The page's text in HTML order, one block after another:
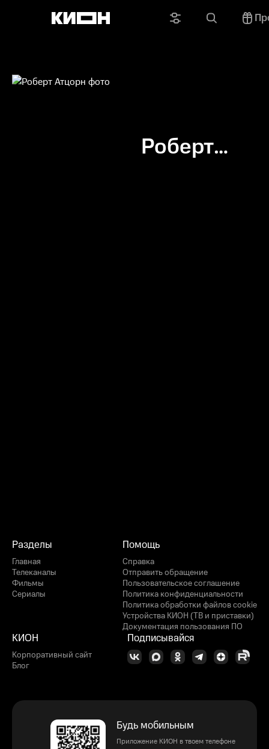
Роберт
Разделы
Главная
Телеканалы
Фильмы
Сериалы
Помощь
Справка
Отправить обращение
Пользовательское соглашение
Политика конфиденциальности
Политика обработки файлов cookie
Устройства КИОН (ТВ и приставки)
Документация пользования ПО
КИОН
Корпоративный сайт
Блог
Подписывайся
Будь мобильным
Приложение КИОН в твоем телефоне